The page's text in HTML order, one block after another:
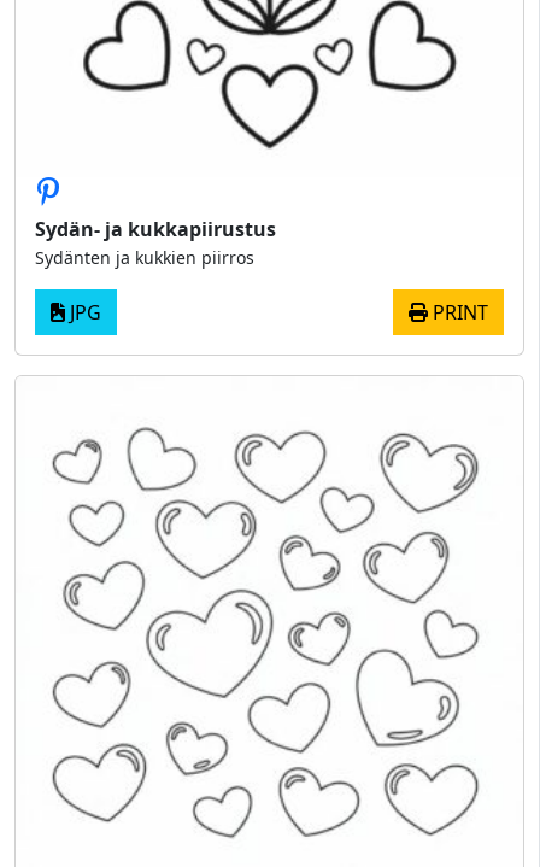
Sydän- ja kukkapiirustus
Sydänten ja kukkien piirros
JPG PRINT